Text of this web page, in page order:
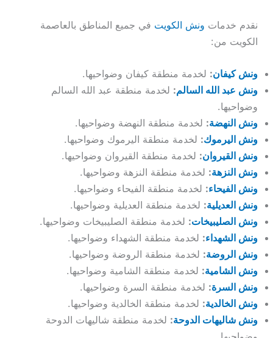
نقدم خدمات ونش الكويت في جميع المناطق بالعاصمة
الكويت من:
ونش كيفان: لخدمة منطقة كيفان وضواحيها.
ونش عبد الله السالم: لخدمة منطقة عبد الله السالم
وضواحيها.
ونش النهضة: لخدمة منطقة النهضة وضواحيها.
ونش اليرموك: لخدمة منطقة اليرموك وضواحيها.
ونش القيروان: لخدمة منطقة القيروان وضواحيها.
ونش النزهة: لخدمة منطقة النزهة وضواحيها.
ونش الفيحاء: لخدمة منطقة الفيحاء وضواحيها.
ونش العديلية: لخدمة منطقة العديلية وضواحيها.
ونش الصليبيخات: لخدمة منطقة الصليبيخات وضواحيها.
ونش الشهداء: لخدمة منطقة الشهداء وضواحيها.
ونش الروضة: لخدمة منطقة الروضة وضواحيها.
ونش الشامية: لخدمة منطقة الشامية وضواحيها.
ونش السرة: لخدمة منطقة السرة وضواحيها.
ونش الخالدية: لخدمة منطقة الخالدية وضواحيها.
ونش شاليهات الدوحة: لخدمة منطقة شاليهات الدوحة